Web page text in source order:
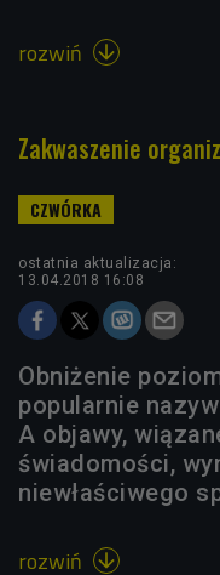
rozwiń 
Zakwaszenie
ostatnia aktualizacja:
13.04.2018 16:08
Obniżenie
popularnie
A objawy,
świadomości,
niewłaściwego
rozwiń 